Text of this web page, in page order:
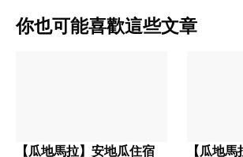
你也可能喜歡這些文章
【瓜地馬拉】安地瓜住宿 【瓜地